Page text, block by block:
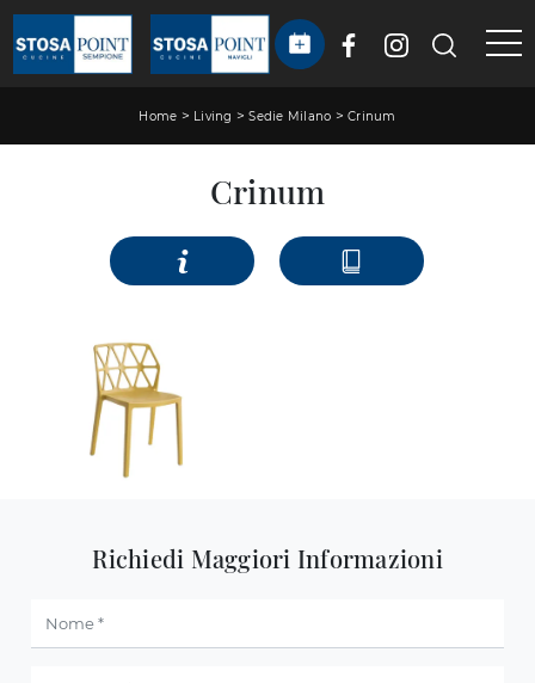
Home > Living >Sedie Milano >Crinum
Crinum
Richiedi Maggiori Informazioni